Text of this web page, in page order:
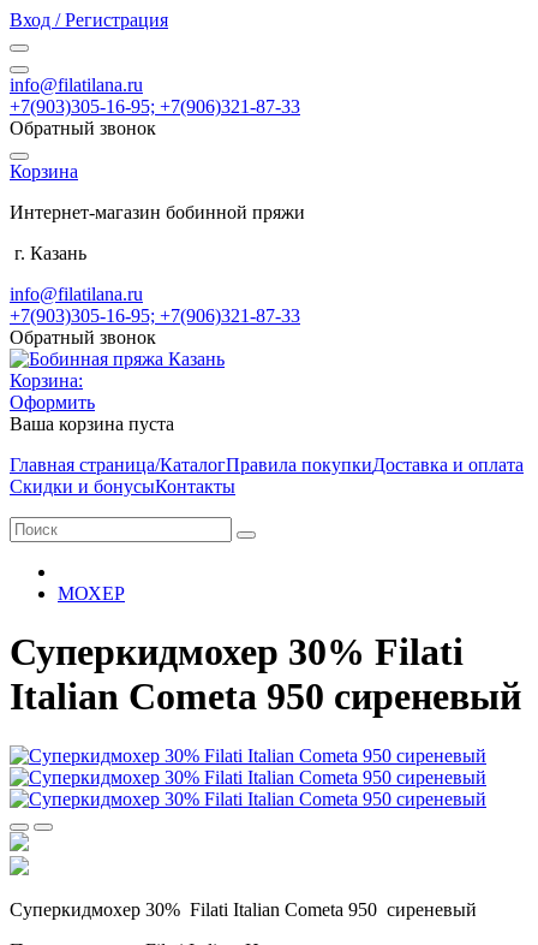
Вход / Регистрация
info@filatilana.ru
+7(903)305-16-95; +7(906)321-87-33
Обратный звонок
Корзина
Интернет-магазин бобинной пряжи
г. Казань
info@filatilana.ru
+7(903)305-16-95; +7(906)321-87-33
Обратный звонок
Корзина:
Оформить
Ваша корзина пуста
Главная страница/КаталогПравила покупкиДоставка и оплата
Скидки и бонусыКонтакты
МОХЕР
Суперкидмохер 30% Filati
Italian Cometa 950 сиреневый
Суперкидмохер 30% Filati Italian Cometa 950 сиреневый